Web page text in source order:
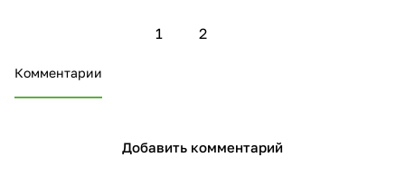
1 2
Комментарии
Добавить комментарий